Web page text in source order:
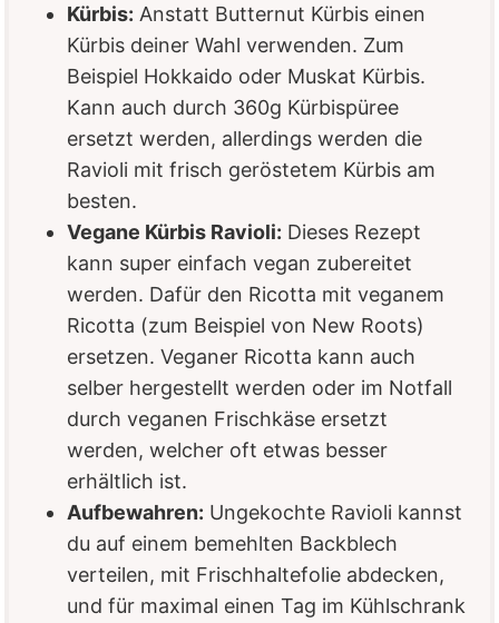
Kürbis: Anstatt Butternut Kürbis einen
Kürbis deiner Wahl verwenden. Zum
Beispiel Hokkaido oder Muskat Kürbis.
Kann auch durch 360g Kürbispüree
ersetzt werden, allerdings werden die
Ravioli mit frisch geröstetem Kürbis am
besten.
Vegane Kürbis Ravioli: Dieses Rezept
kann super einfach vegan zubereitet
werden. Dafür den Ricotta mit veganem
Ricotta (zum Beispiel von New Roots)
ersetzen. Veganer Ricotta kann auch
selber hergestellt werden oder im Notfall
durch veganen Frischkäse ersetzt
werden, welcher oft etwas besser
erhältlich ist.
Aufbewahren: Ungekochte Ravioli kannst
du auf einem bemehlten Backblech
verteilen, mit Frischhaltefolie abdecken,
und für maximal einen Tag im Kühlschrank